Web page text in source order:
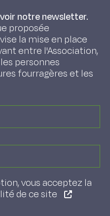
notre newsletter.
proposée
la mise en place
entre l'Association,
personnes
fourragères et les
vous acceptez la
de ce site